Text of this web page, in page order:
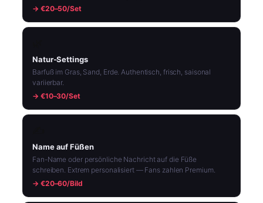
→ €20–50/Set
Natur-Settings
Barfuß im Gras, Sand, Erde. Authentisch, frisch, saisonal
variierbar.
→ €10–30/Set
Name auf Füßen
Fan-Name oder persönliche Nachricht auf die Füße
schreiben. Extrem personalisiert — Fans zahlen Premium.
→ €20–60/Bild